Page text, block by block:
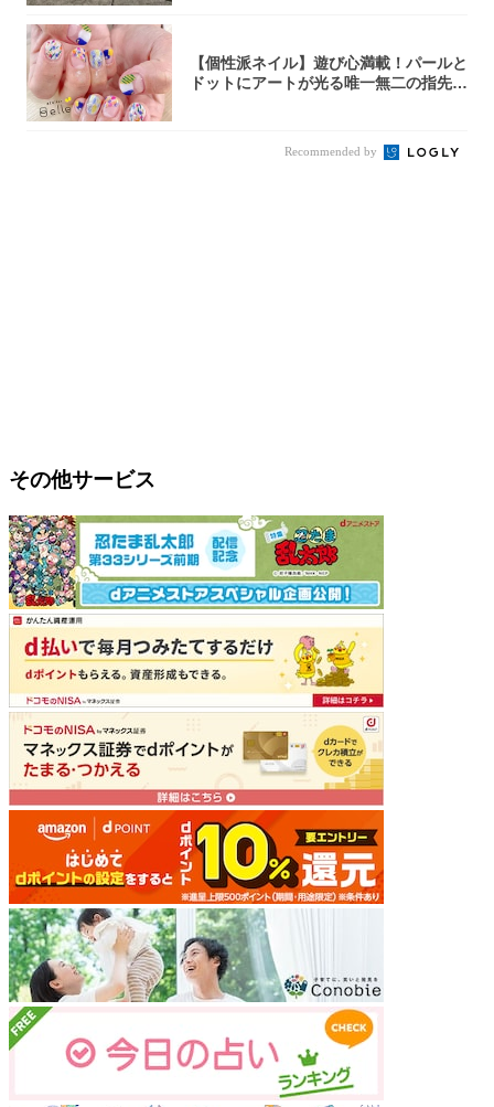
【個性派ネイル】遊び心満載！パールと
ドットにアートが光る唯一無二の指先が
Recommended by
その他サービス